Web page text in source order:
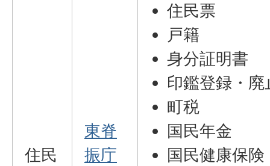
住民
東脊
振庁
住民票
戸籍
身分証明書
印鑑登録・廃
町税
国民年金
国民健康保険